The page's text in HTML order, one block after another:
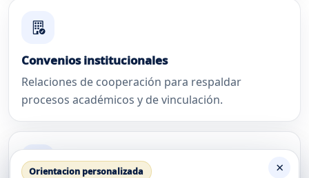
Convenios institucionales
Relaciones de cooperación para respaldar
procesos académicos y de vinculación.
×
Orientacion personalizada
Orientacion institucional
Hola. Puedo orientarte sobre carreras,